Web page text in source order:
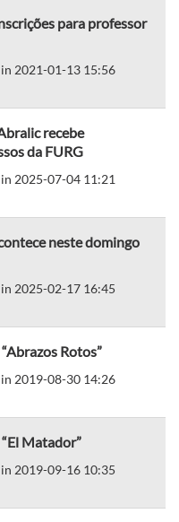
para professor
2021-01-13 15:56
recebe
da FURG
2025-07-04 11:21
neste domingo
2025-02-17 16:45
Rotos”
2019-08-30 14:26
Matador”
2019-09-16 10:35